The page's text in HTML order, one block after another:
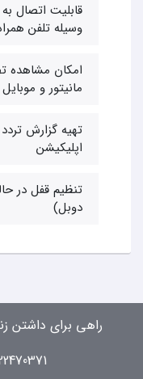
قابلیت اتصال
وسیله تلفن
امکان مشاهده
مانیتور و موبایل
تهیه گزارش
اپلیکیشن
تنظیم قفل در
دوبل)
راهی برای داشتن
02122470371 -